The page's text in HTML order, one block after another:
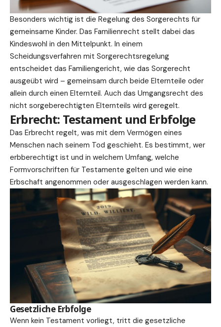
Besonders wichtig ist die Regelung des Sorgerechts für
gemeinsame Kinder. Das Familienrecht stellt dabei das
Kindeswohl in den Mittelpunkt. In einem
Scheidungsverfahren mit Sorgerechtsregelung
entscheidet das Familiengericht, wie das Sorgerecht
ausgeübt wird – gemeinsam durch beide Elternteile oder
allein durch einen Elternteil. Auch das Umgangsrecht des
nicht sorgeberechtigten Elternteils wird geregelt.
Erbrecht: Testament und Erbfolge
Das Erbrecht regelt, was mit dem Vermögen eines
Menschen nach seinem Tod geschieht. Es bestimmt, wer
erbberechtigt ist und in welchem Umfang, welche
Formvorschriften für Testamente gelten und wie eine
Erbschaft angenommen oder ausgeschlagen werden kann.
Gesetzliche Erbfolge
Wenn kein Testament vorliegt, tritt die gesetzliche